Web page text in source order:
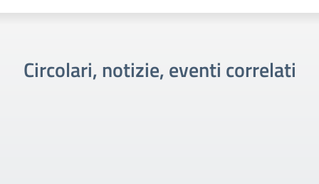
Circolari, notizie, eventi correlati